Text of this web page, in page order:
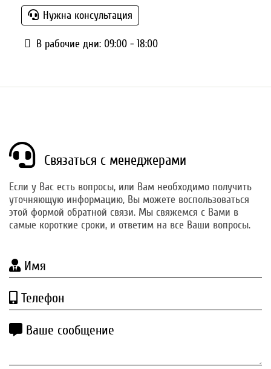
Нужна консультация
В рабочие дни: 09:00 - 18:00
Связаться с менеджерами
Если у Вас есть вопросы, или Вам необходимо получить
уточняющую информацию, Вы можете воспользоваться
этой формой обратной связи. Мы свяжемся с Вами в
самые короткие сроки, и ответим на все Ваши вопросы.
Имя
Телефон
Ваше сообщение